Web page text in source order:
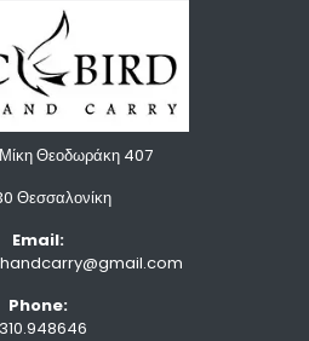
Θεοδωράκη 407
Θεσσαλονίκη
Email:
Phone: